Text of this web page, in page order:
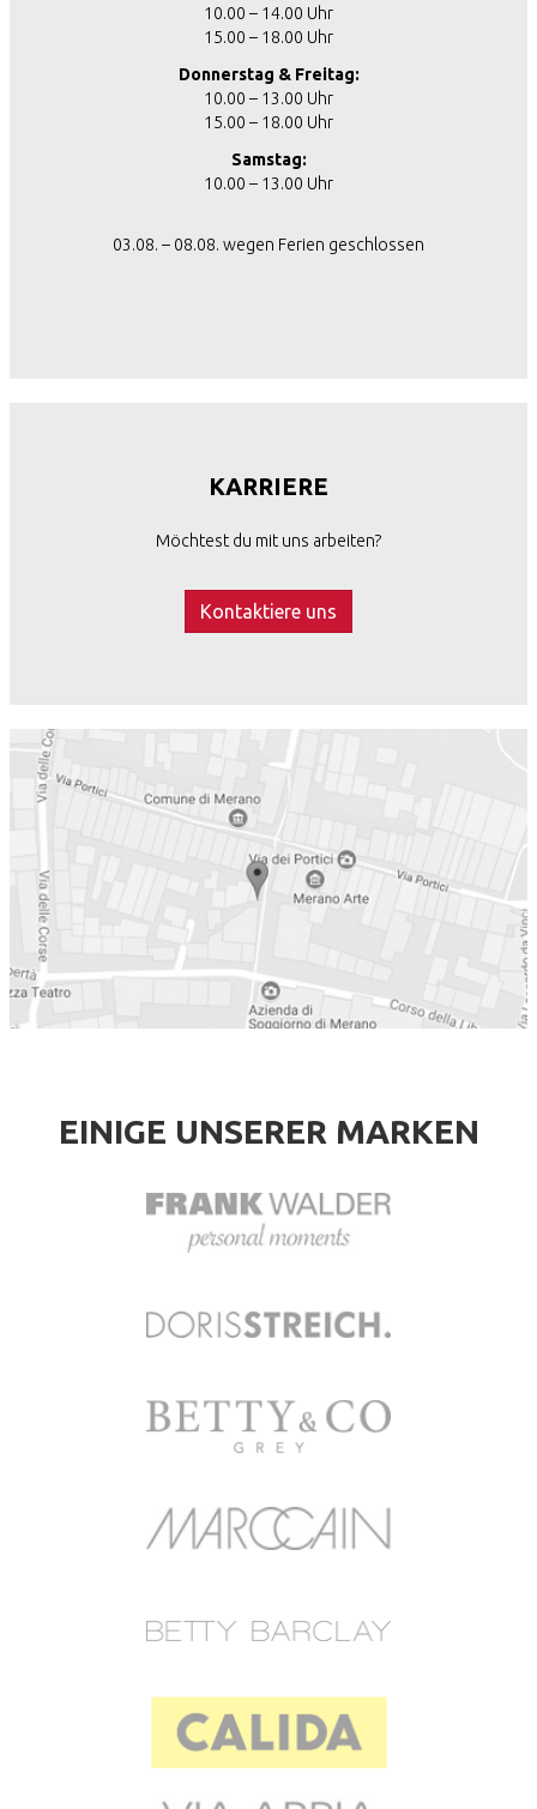
10.00 – 14.00 Uhr
15.00 – 18.00 Uhr
Donnerstag & Freitag:
10.00 – 13.00 Uhr
15.00 – 18.00 Uhr
Samstag:
10.00 – 13.00 Uhr
03.08. – 08.08. wegen Ferien geschlossen
KARRIERE
Möchtest du mit uns arbeiten?
Kontaktiere uns
EINIGE UNSERER MARKEN